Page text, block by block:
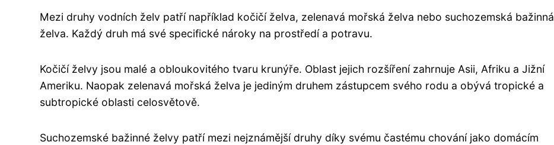
Mezi druhy vodních želv patří například kočičí želva, zelenavá mořská želva nebo suchozemská bažinná
želva. Každý druh má své specifické nároky na prostředí a potravu.
Kočičí želvy jsou malé a obloukovitého tvaru krunýře. Oblast jejich rozšíření zahrnuje Asii, Afriku a Jižní
Ameriku. Naopak zelenavá mořská želva je jediným druhem zástupcem svého rodu a obývá tropické a
subtropické oblasti celosvětově.
Suchozemské bažinné želvy patří mezi nejznámější druhy díky svému častému chování jako domácím